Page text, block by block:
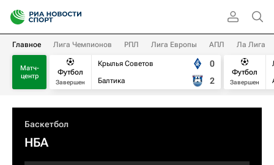
Главное Лига Чемпионов РПЛ Лига Европы АПЛ Ла Лига
Матч-
центр
Футбол
Завершен
Крылья Советов
Балтика
0
2
Футбол
Завершен
Баскетбол
НБА